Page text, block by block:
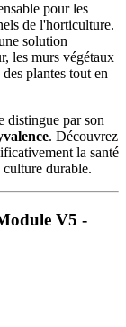
pour les
de l'horticulture.
solution
les murs végétaux
plantes tout en
distingue par son
. Découvrez
la santé
durable.
V5 -